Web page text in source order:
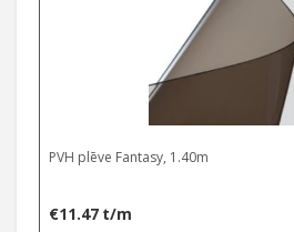
€42.32
PVH plēve Fantasy, 1.40m
€11.47 t/m